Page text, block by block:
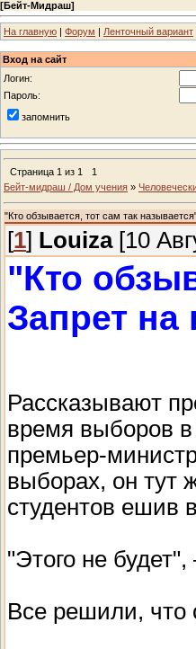
[Бейт-Мидраш]
На главную | Форум | Ленточный вариант
Вход на сайт
Логин:
Пароль:
запомнить
Страница 1 из 1
1
Бейт-мидраш / Дом учения »
"Кто обзывается, тот сам так
[1] Louiza[10
"Кто
Запрет на
Рассказывают
время выборов в
премьер-
выборах, он тут
студентов ешив
"Этого не
Все решили, что